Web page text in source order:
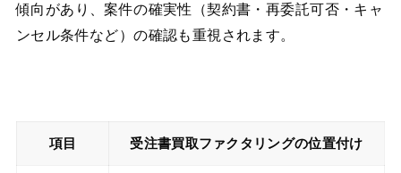
傾向があり、案件の確実性（契約書・再委託可否・キャ
ンセル条件など）の確認も重視されます。
項目 受注書買取ファクタリングの位置付け